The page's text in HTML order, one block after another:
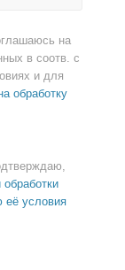
на
в соотв. с
и для
обработку
обработки
её условия